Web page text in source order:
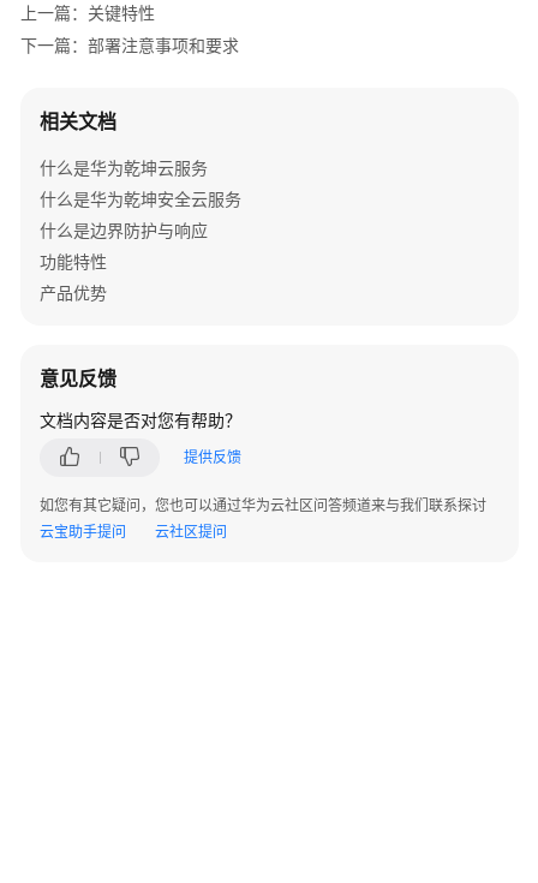
乾
解
方
案
等
合
规
解
案
安
全
保
解
上一篇：关键特性
下一篇：部署注意事项和要求
相关文档
什么是华为乾坤云服务
什么是华为乾坤安全云服务
什么是边界防护与响应
功能特性
产品优势
意见反馈
文档内容是否对您有帮助？
提供反馈
如您有其它疑问，您也可以通过华为云社区问答频道来与我们联系探讨
云宝助手提问
云社区提问